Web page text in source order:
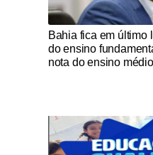
Notícias Católicas
Bahia fica em último
do ensino
nota do ensino